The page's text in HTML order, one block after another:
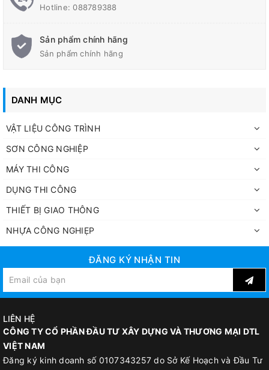
Hotline:088789388
Sản phẩm chính hãng
Sản phẩm chính hãng
DANH MỤC
VẬT LIỆU CÔNG TRÌNH
SƠN CÔNG NGHIỆP
MÁY THI CÔNG
DỤNG THI CÔNG
THIẾT BỊ GIAO THÔNG
NHỰA CÔNG NGHIẸP
ĐĂNG KÝ NHẬN TIN
LIÊN HỆ
CÔNG TY CỔ PHẦN ĐẦU TƯ XÂY DỰNG VÀ THƯƠNG MẠI DTL
VIỆT NAM
Đăng ký kinh doanh số 0107343257 do Sở Kế Hoạch và Đầu Tư